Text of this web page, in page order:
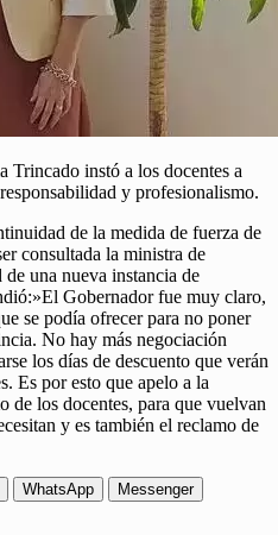
instó a los docentes a
y profesionalismo.
de la medida de fuerza de
consultada la ministra de
una nueva instancia de
Gobernador fue muy claro,
se podía ofrecer para no poner
No hay más negociación
los días de descuento que verán
Es por esto que apelo a la
de los docentes, para que vuelvan
y es también el reclamo de
WhatsApp
Messenger